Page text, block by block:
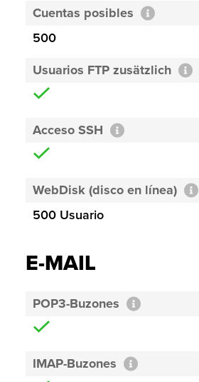
Cuentas posibles
500
Usuarios FTP zusätzlich
Acceso SSH
WebDisk (disco en línea)
500 Usuario
E-MAIL
POP3-Buzones
IMAP-Buzones